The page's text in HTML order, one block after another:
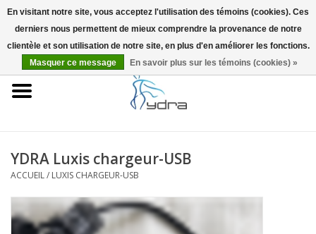
EUR
Accueil
Accessoires
YDRA Luxis chargeur-USB
ACCUEIL/ LUXIS CHARGEUR-USB
En visitant notre site, vous acceptez l'utilisation des témoins (cookies). Ces
derniers nous permettent de mieux comprendre la provenance de notre
clientèle et son utilisation de notre site, en plus d'en améliorer les fonctions.
Masquer ce message
En savoir plus sur les témoins (cookies) »